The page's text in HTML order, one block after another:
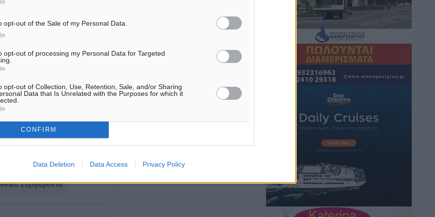
opt-out of the Sale of my Personal Data.
opt-out of processing my Personal Data for Targeted
opt-out of Collection, Use, Retention, Sale, and/or Sharing
Data that Is Unrelated with the Purposes for which it
CONFIRM
Data Deletion Data Access Privacy Policy
του ευρωπαϊκού
η Ελλάδα
ζώνες και αυτό
στα ζητήματα
Συμφέροντα
Τα Γλυπτά του Παρθενώνα ως
προσωπικό δώρο στον Τραμπ
πριν 6 ώρες
Το στενό της Κρεμαστής μπήκε στη
λίστα των 7 θαυμάτων της αναμονής
Δημο-Κρίσεις• πριν 6 ώρες
ΚΥΑ για το ΕΧΠ για τον τουρισμό
δεσμεύσεις Γεωργιάδη” – Κίνητρα για
τους γιατρούς των νησιών και
συνεργασία Ρόδου με το Αττικόν για το
Ακτινοθεραπευτικό